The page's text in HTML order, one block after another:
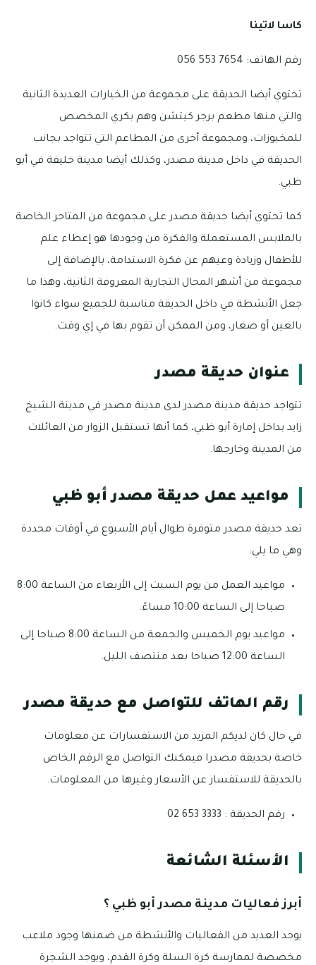
كاسا لاتينا
رقم الهاتف: 7654 553 056
تحتوي أيضا الحديقة على مجموعة من الخيارات العديدة الثانية
والتي منها مطعم برجر كيتشن وهم بكري المخصص
للمخبوزات، ومجموعة أخرى من المطاعم التي تتواجد بجانب
الحديقة في داخل مدينة مصدر، وكذلك أيضا مدينة خليفة في أبو
ظبي.
كما تحتوي أيضا حديقة مصدر على مجموعة من المتاجر الخاصة
بالملابس المستعملة والفكرة من وجودها هو إعطاء علم
للأطفال وزيادة وعيهم عن فكرة الاستدامة، بالإضافة إلى
مجموعة من أشهر المحال التجارية المعروفة الثانية، وهذا ما
جعل الأنشطة في داخل الحديقة مناسبة للجميع سواء كانوا
بالغين أو صغار، ومن الممكن أن تقوم بها في إي وقت.
عنوان حديقة مصدر
تتواجد حديقة مدينة مصدر لدى مدينة مصدر في مدينة الشيخ
زايد بداخل إمارة أبو ظبي، كما أنها تستقبل الزوار من العائلات
من المدينة وخارجها.
مواعيد عمل حديقة مصدر أبو ظبي
تعد حديقة مصدر متوفرة طوال أيام الأسبوع في أوقات محددة
وهي ما يلي:
مواعيد العمل من يوم السبت إلى الأربعاء من الساعة 8:00
صباحا إلى الساعة 10:00 مساءً.
مواعيد يوم الخميس والجمعة من الساعة 8:00 صباحا إلى
الساعة 12:00 صباحا بعد منتصف الليل.
رقم الهاتف للتواصل مع حديقة مصدر
في حال كان لديكم المزيد من الاستفسارات عن معلومات
خاصة بحديقة مصدرا فيمكنك التواصل مع الرقم الخاص
بالحديقة للاستفسار عن الأسعار وغيرها من المعلومات.
رقم الحديقة : 3333 653 02
الأسئلة الشائعة
أبرز فعاليات مدينة مصدر أبو ظبي ؟
يوجد العديد من الفعاليات والأنشطة من ضمنها وجود ملاعب
مخصصة لممارسة كرة السلة وكرة القدم، ويوجد الشجرة